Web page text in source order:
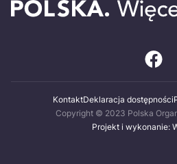
KontaktDeklaracja dostępności
Copyright © 2023 Polska
Projekt i wykonanie: